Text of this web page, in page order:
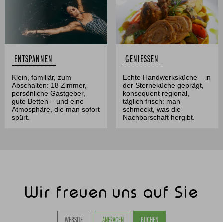
ENTSPANNEN
Klein, familiär, zum
Abschalten: 18 Zimmer,
persönliche Gastgeber,
gute Betten – und eine
Atmosphäre, die man sofort
spürt.
GENIESSEN
Echte Handwerksküche – in
der Sterneküche geprägt,
konsequent regional,
täglich frisch: man
schmeckt, was die
Nachbarschaft hergibt.
Wir freuen uns auf Sie
WEBSITE ANFRAGEN BUCHEN